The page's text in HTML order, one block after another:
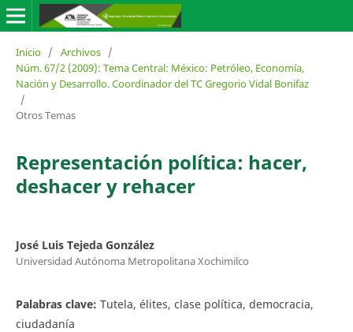
Inicio / Archivos /
Núm. 67/2 (2009): Tema Central: México: Petróleo, Economía,
Nación y Desarrollo. Coordinador del TC Gregorio Vidal Bonifaz
/
Otros Temas
Representación política: hacer,
deshacer y rehacer
José Luis Tejeda González
Universidad Autónoma Metropolitana Xochimilco
Palabras clave: Tutela, élites, clase política, democracia,
ciudadanía